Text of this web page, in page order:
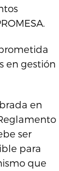
en gestión
en
ser
para
que